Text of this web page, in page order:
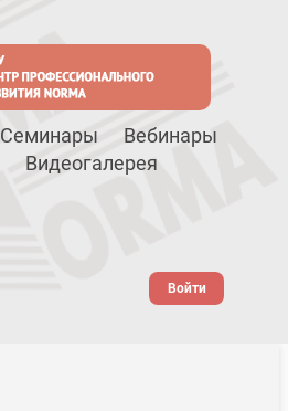
Семинары
Вебинары
Видеогалерея
Войти